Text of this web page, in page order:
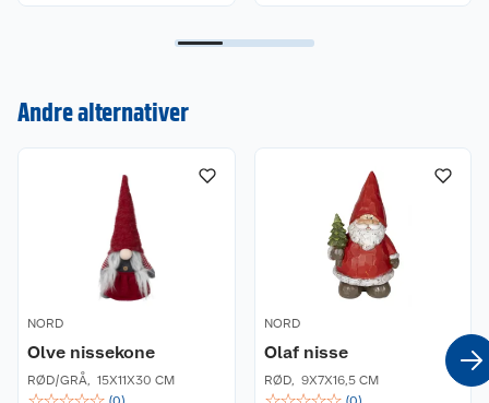
Andre alternativer
NORD
Olve nissekone
RØD/GRÅ, 15X11X30 CM
NORD
Olaf nisse
RØD, 9X7X16,5 CM
Om oss
Våre butikker
Våre merkevarer
Coop kjeder
Kontakt oss
Angre- og returrett
Reklamasjon og garanti
Ofte stilte spørsmål
Betalingsalternativer